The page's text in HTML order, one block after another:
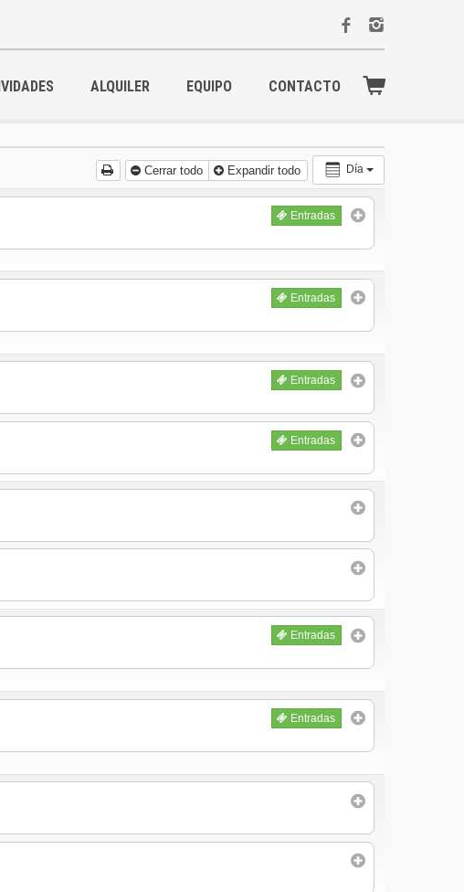
ALQUILER EQUIPO CONTACTO
Día
Cerrar todo Expandir todo
Entradas
Entradas
Entradas
Entradas
Entradas
Entradas